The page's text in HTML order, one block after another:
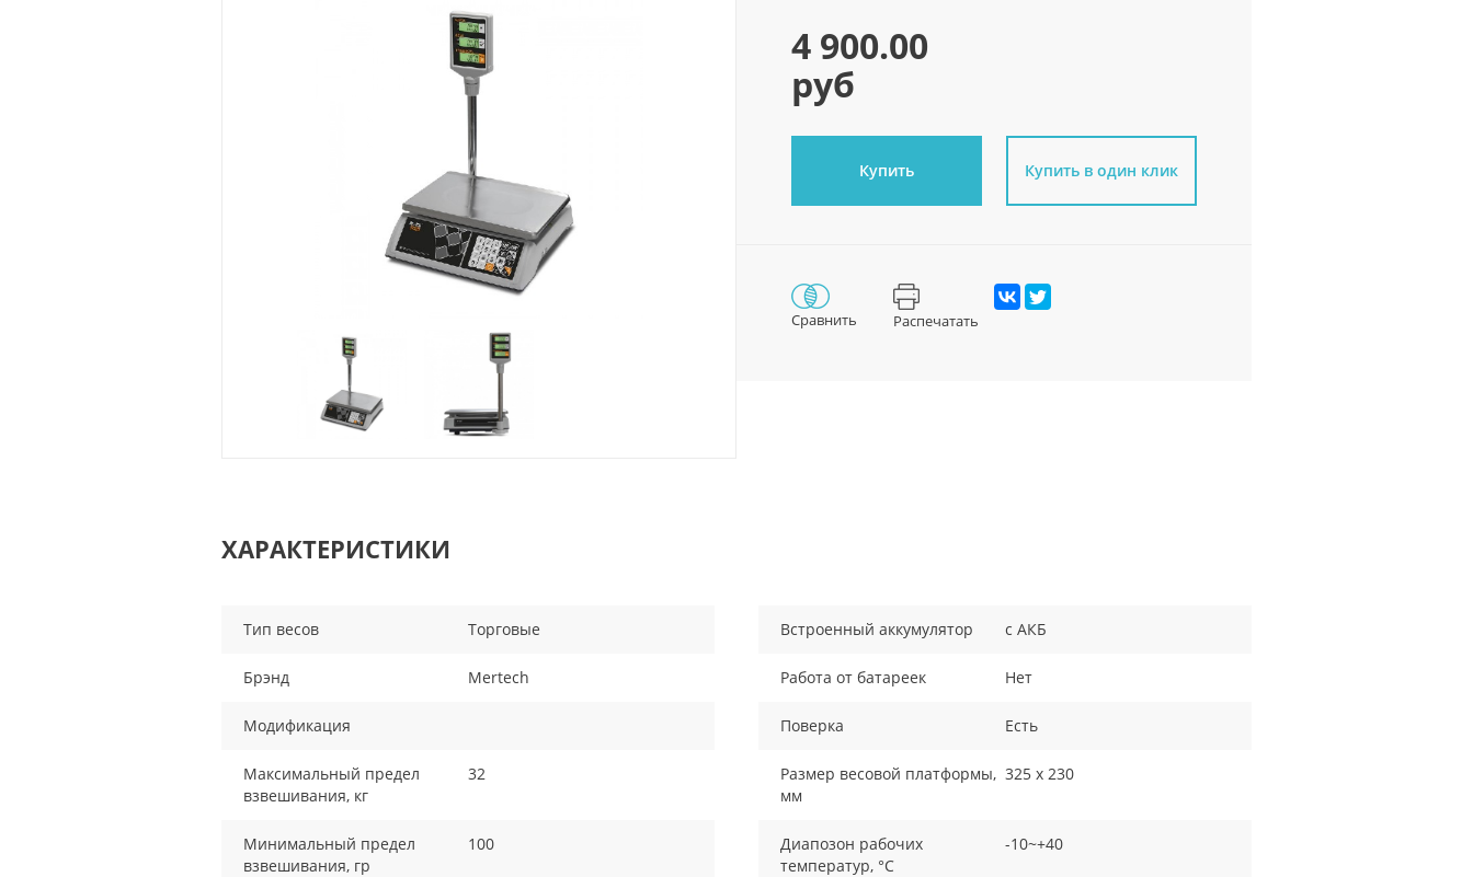
4 900.00
руб
Купить Купить в один клик
Сравнить Распечатать
ХАРАКТЕРИСТИКИ
Тип весов Торговые
Брэнд Mertech
Модификация
Максимальный предел
взвешивания, кг
32
Минимальный предел
взвешивания, гр
100
Встроенный аккумулятор с АКБ
Работа от батареек Нет
Поверка Есть
Размер весовой платформы,
мм
325 х 230
Диапозон рабочих
температур, °С
-10~+40